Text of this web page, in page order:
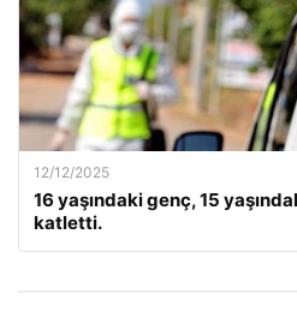
12/12/2025
16 yaşındaki genç, 15
katletti.